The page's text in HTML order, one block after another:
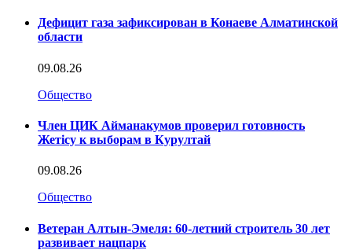
Дефицит газа зафиксирован в Конаеве Алматинской
области
09.08.26
Общество
Член ЦИК Айманакумов проверил готовность
Жетісу к выборам в Курултай
09.08.26
Общество
Ветеран Алтын-Эмеля: 60-летний строитель 30 лет
развивает нацпарк